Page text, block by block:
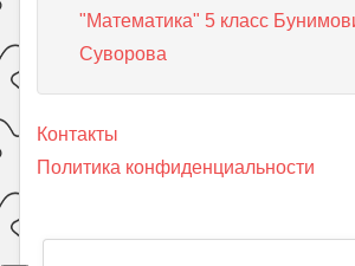
"Математика" 5 класс
Суворова
Контакты
Политика конфиденциальности